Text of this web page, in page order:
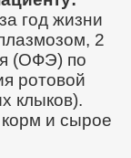
год жизни
2
(ОФЭ) по
ротовой
клыков).
и сырое